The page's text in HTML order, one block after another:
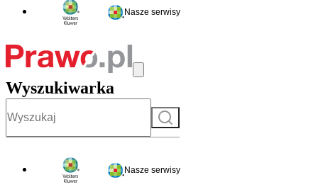
Nasze serwisy
Wyszukiwarka
Szukaj
Nasze serwisy